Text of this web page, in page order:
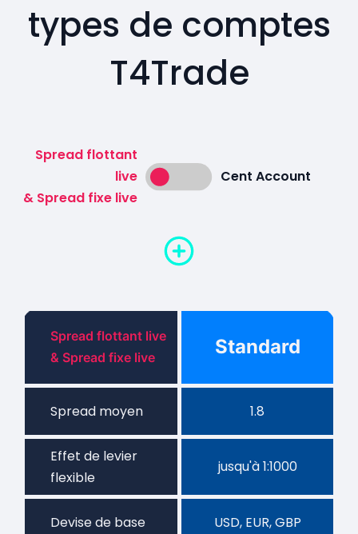
types de comptes
T4Trade
Spread flottant
live
& Spread fixe live
Cent Account
Spread flottant live
& Spread fixe live
Standard
Spread moyen 1.8
Effet de levier
flexible
jusqu'à 1:1000
Devise de base USD, EUR, GBP